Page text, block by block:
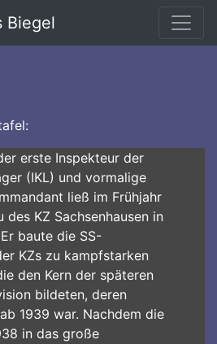
Biegel
erste Inspekteur der
(IKL) und vormalige
ließ im Frühjahr
des KZ Sachsenhausen in
baute die SS-
KZs zu kampfstarken
den Kern der späteren
bildeten, deren
1939 war. Nachdem die
in das große